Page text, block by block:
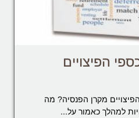
הפיצויים
מקרן הפנסיה? מה
למהלך כאמור על...